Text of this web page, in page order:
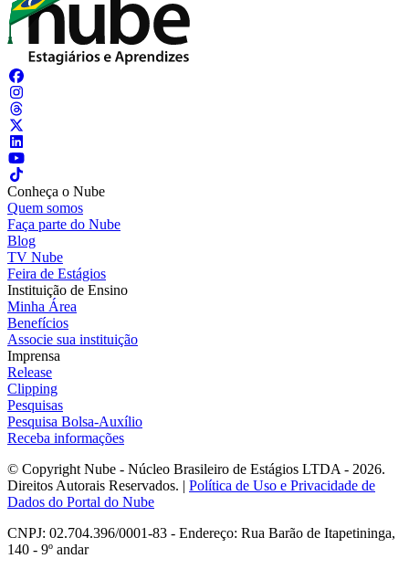
Conheça o Nube
Quem somos
Faça parte do Nube
Blog
TV Nube
Feira de Estágios
Instituição de Ensino
Minha Área
Benefícios
Associe sua instituição
Imprensa
Release
Clipping
Pesquisas
Pesquisa Bolsa-Auxílio
Receba informações
© Copyright Nube - Núcleo Brasileiro de Estágios LTDA - 2026.
Direitos Autorais Reservados. | Política de Uso e Privacidade de
Dados do Portal do Nube
CNPJ: 02.704.396/0001-83 - Endereço: Rua Barão de Itapetininga,
140 - 9º andar